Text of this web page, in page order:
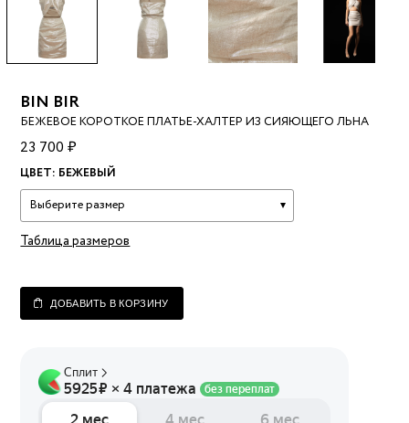
BIN BIR
БЕЖЕВОЕ КОРОТКОЕ ПЛАТЬЕ-ХАЛТЕР ИЗ СИЯЮЩЕГО ЛЬНА
23 700 ₽
ЦВЕТ: БЕЖЕВЫЙ
Выберите размер
Таблица размеров
ДОБАВИТЬ В КОРЗИНУ